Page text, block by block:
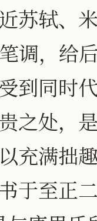
苏轼、
调，给
到同时
之处，
充满拙
于至正